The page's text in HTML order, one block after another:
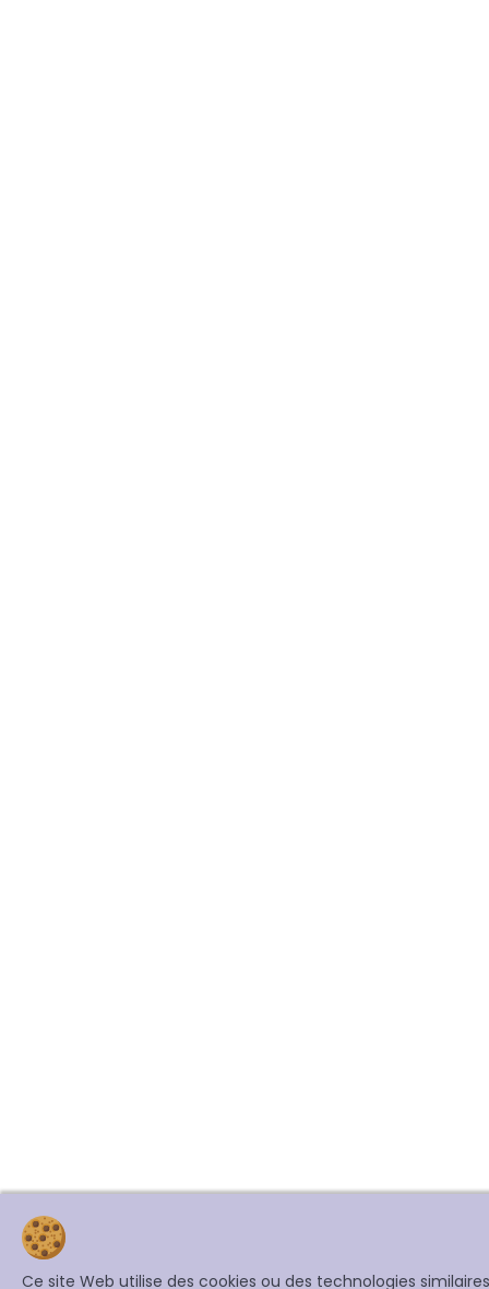
Ce site Web utilise des cookies ou des technologies